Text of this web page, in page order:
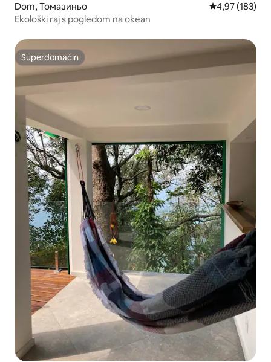
Dom, Томазиньо Prosečna
4,97 (183)
Ekološki raj s pogledom na okean
Superdomaćin
Superdomaćin